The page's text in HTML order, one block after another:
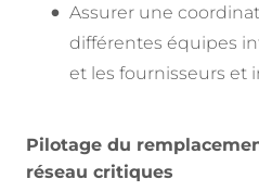
Assurer une
différentes équipes
et les fournisseurs et
Pilotage du
réseau critiques